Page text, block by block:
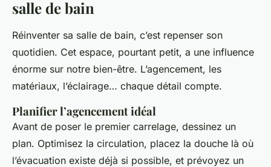
salle de bain
Réinventer sa salle de bain, c’est repenser son
quotidien. Cet espace, pourtant petit, a une influence
énorme sur notre bien-être. L’agencement, les
matériaux, l’éclairage… chaque détail compte.
Planifier l’agencement idéal
Avant de poser le premier carrelage, dessinez un
plan. Optimisez la circulation, placez la douche là où
l’évacuation existe déjà si possible, et prévoyez un